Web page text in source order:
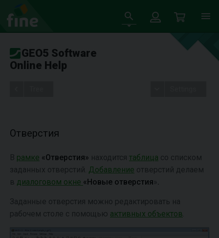
GEO5 Software
Online Help
Отверстия
В рамке «Отверстия» находится таблица со списком
заданных отверстий. Добавление отверстий делаем
в диалоговом окне «Новые отверстия ».
Заданные отверстия можно редактировать на
рабочем столе с помощью активных объектов